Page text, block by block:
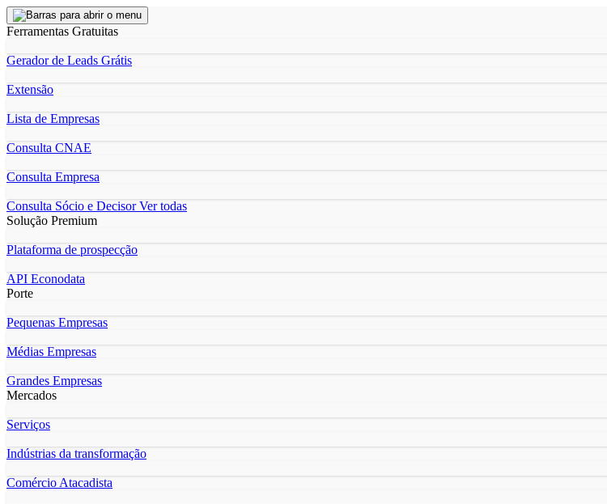
Ferramentas Gratuitas
Gerador de Leads Grátis
Extensão
Lista de Empresas
Consulta CNAE
Consulta Empresa
Consulta Sócio e DecisorVer todas
Solução Premium
Plataforma de prospecção
API Econodata
Porte
Pequenas Empresas
Médias Empresas
Grandes Empresas
Mercados
Serviços
Indústrias da transformação
Comércio Atacadista